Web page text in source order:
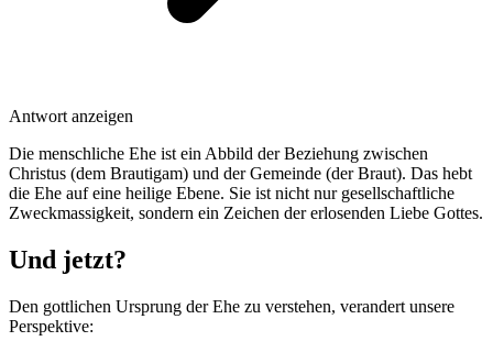
Antwort anzeigen
Die menschliche Ehe ist ein Abbild der Beziehung zwischen
Christus (dem Brautigam) und der Gemeinde (der Braut). Das hebt
die Ehe auf eine heilige Ebene. Sie ist nicht nur gesellschaftliche
Zweckmassigkeit, sondern ein Zeichen der erlosenden Liebe Gottes.
Und jetzt?
Den gottlichen Ursprung der Ehe zu verstehen, verandert unsere
Perspektive: